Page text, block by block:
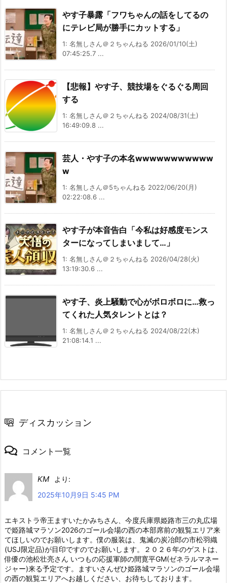
やす子暴露「フワちゃんの話をしてるの
にテレビ局が勝手にカットする」
1: 名無しさん＠２ちゃんねる 2026/01/10(土)
07:45:25.7 ...
【悲報】やす子、競技場をぐるぐる周回
する
1: 名無しさん＠２ちゃんねる 2024/08/31(土)
16:49:09.8 ...
芸人・やす子の本名wwwwwwwwwww
w
1: 名無しさん＠5ちゃんねる 2022/06/20(月)
02:22:08.6 ...
やす子が本音告白「今私は好感度モンス
ターになってしまいまして…」
1: 名無しさん＠２ちゃんねる 2026/04/28(火)
13:19:30.6 ...
やす子、炎上騒動で心がボロボロに…救っ
てくれた人気タレントとは？
1: 名無しさん＠２ちゃんねる 2024/08/22(木)
21:08:14.1 ...
ディスカッション
コメント一覧
KM
より:
2025年10月9日 5:45 PM
エキストラ帝王ますいたかみちさん、今度兵庫県姫路市三の丸広場
で姫路城マラソン2026のゴール会場の西の本部席前の観覧エリア来
てほしいのでお願いします。僕の服装は、鬼滅の炭冶郎の市松羽織
(USJ限定品)が目印ですのでお願いします。２０２６年のゲストは、
俳優の池松壮亮さん いつもの応援軍師の間寛平GM(ゼネラルマネー
ジャー)来る予定です。ますいさんぜひ姫路城マラソンのゴール会場
の西の観覧エリアへお越しください、お待ちしております。